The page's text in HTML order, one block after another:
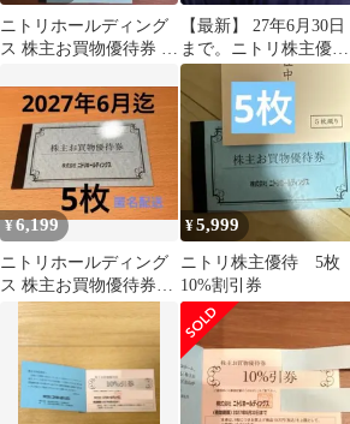
ニトリホールディング
ス 株主お買物優待券 10
【最新】 27年6月30日
まで。ニトリ株主優待
割引券 10枚綴り
¥6,199
ニトリホールディング
ス 株主お買物優待券
¥5,999
ニトリ株主優待 5枚
10%割引券